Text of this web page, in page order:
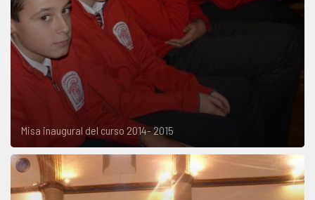
Misa inaugural del curso 2014- 2015